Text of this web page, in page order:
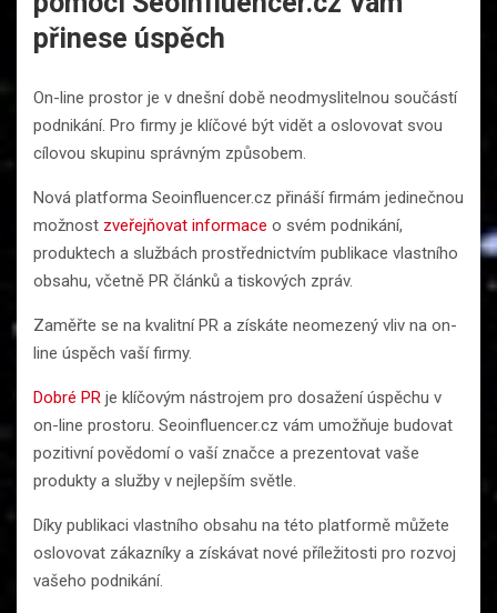
přinese úspěch
On-line prostor je v dnešní době neodmyslitelnou součástí
podnikání. Pro firmy je klíčové být vidět a oslovovat svou
cílovou skupinu správným způsobem.
Nová platforma Seoinfluencer.cz přináší firmám jedinečnou
možnost zveřejňovat informace o svém podnikání,
produktech a službách prostřednictvím publikace vlastního
obsahu, včetně PR článků a tiskových zpráv.
Zaměřte se na kvalitní PR a získáte neomezený vliv na on-
line úspěch vaší firmy.
Dobré PR je klíčovým nástrojem pro dosažení úspěchu v
on-line prostoru. Seoinfluencer.cz vám umožňuje budovat
pozitivní povědomí o vaší značce a prezentovat vaše
produkty a služby v nejlepším světle.
Díky publikaci vlastního obsahu na této platformě můžete
oslovovat zákazníky a získávat nové příležitosti pro rozvoj
vašeho podnikání.